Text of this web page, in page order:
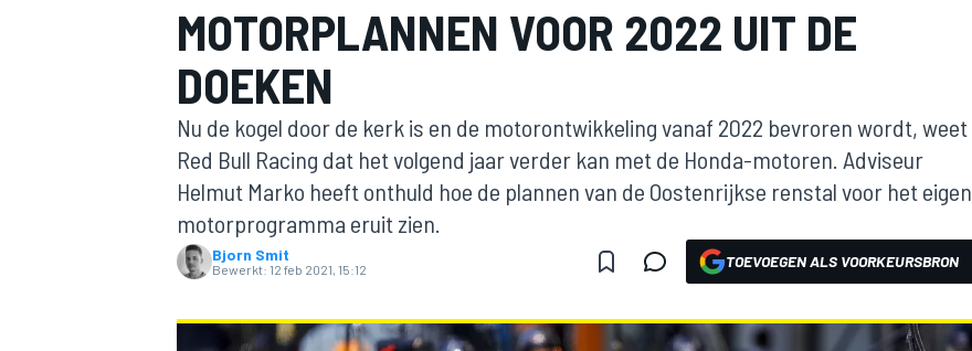
MOTOGP
MOTORPLANNEN VOOR 2022 UIT DE
DOEKEN
Nu de kogel door de kerk is en de motorontwikkeling vanaf 2022 bevroren wordt, weet
Red Bull Racing dat het volgend jaar verder kan met de Honda-motoren. Adviseur
Helmut Marko heeft onthuld hoe de plannen van de Oostenrijkse renstal voor het eigen
motorprogramma eruit zien.
Bjorn Smit
Bewerkt: 12 feb 2021, 15:12 TOEVOEGEN ALS VOORKEURSBRON